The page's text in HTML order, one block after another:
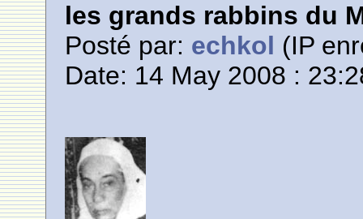
les grands rabbins du
Posté par: echkol (IP
Date: 14 May 2008 :